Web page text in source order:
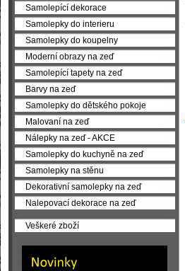
Samolepící dekorace
Samolepky do interieru
Samolepky do koupelny
Moderní obrazy na zeď
Samolepící tapety na zeď
Barvy na zeď
Samolepky do dětského pokoje
Malovaní na zeď
Nálepky na zeď - AKCE
Samolepky do kuchyně na zeď
Samolepky na stěnu
Dekorativní samolepky na zeď
Nalepovací dekorace na zeď
Veškeré zboží